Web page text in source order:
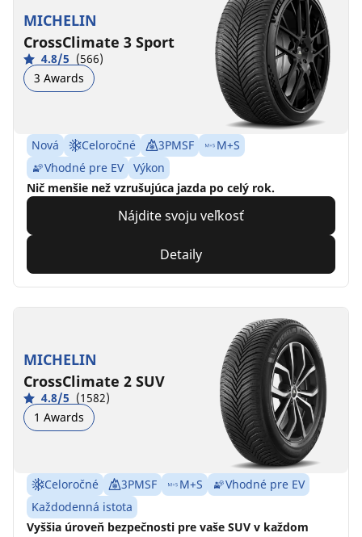
MICHELIN
CrossClimate 3 Sport
4.8/5 (566)
3 Awards
Nová Celoročné 3PMSF
M+S
Vhodné pre EV
Výkon
Nič menšie než vzrušujúca jazda po celý rok.
Nájdite svoju veľkosť
Detaily
MICHELIN
CrossClimate 2 SUV
4.8/5 (1582)
1 Awards
Celoročné 3PMSF M+S
Vhodné pre EV
Každodenná istota
Vyššia úroveň bezpečnosti pre vaše SUV v každom